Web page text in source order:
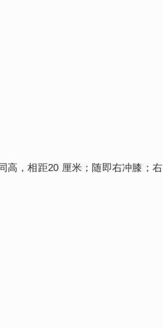
高，相距20 厘米；随即右冲膝；右